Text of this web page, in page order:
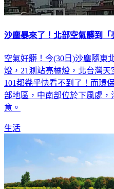
沙塵暴來了！北部空氣髒到
空氣好髒！今(30日)沙塵隨東
燈，21測站亮橘燈，北台灣
101都幾乎快看不到了！而環
部地區，中南部位於下風處
意。
生活